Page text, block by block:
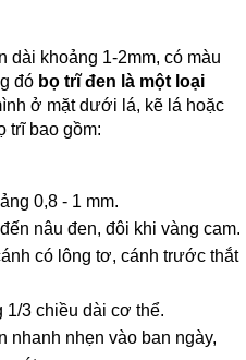
dài khoảng 1-2mm, có màu
đó bọ trĩ đen là một loại
ở mặt dưới lá, kẽ lá hoặc
trĩ bao gồm:
0,8 - 1 mm.
nâu đen, đôi khi vàng cam.
có lông tơ, cánh trước thắt
1/3 chiều dài cơ thể.
nhanh nhẹn vào ban ngày,